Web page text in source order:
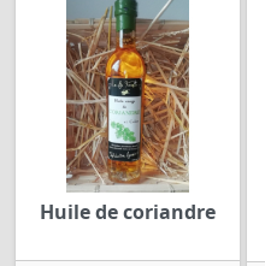
Huile de coriandre